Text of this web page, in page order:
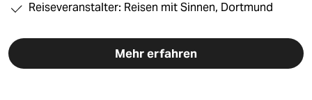
veranstaltungen
Reiseveranstalter: Reisen mit Sinnen, Dortmund
Mehr erfahren